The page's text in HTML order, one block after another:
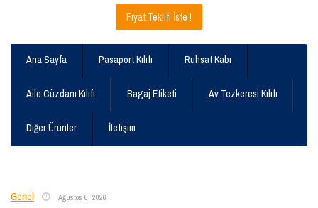
Fiyat Teklifi İste !
Ana Sayfa Pasaport Kılıfı Ruhsat Kabı
Aile Cüzdanı Kılıfı Bagaj Etiketi Av Tezkeresi Kılıfı
Diğer Ürünler İletişim
Genel Ağustos 6, 2026